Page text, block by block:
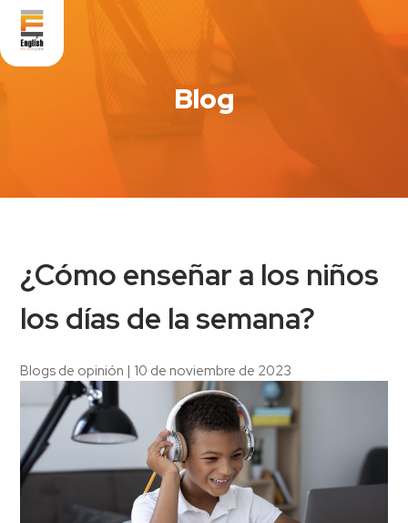
Blog
¿Cómo enseñar a los niños
los días de la semana?
Blogs de opinión | 10 de noviembre de 2023